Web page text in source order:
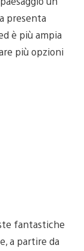
presenta
è più ampia
più opzioni
fantastiche
a partire da